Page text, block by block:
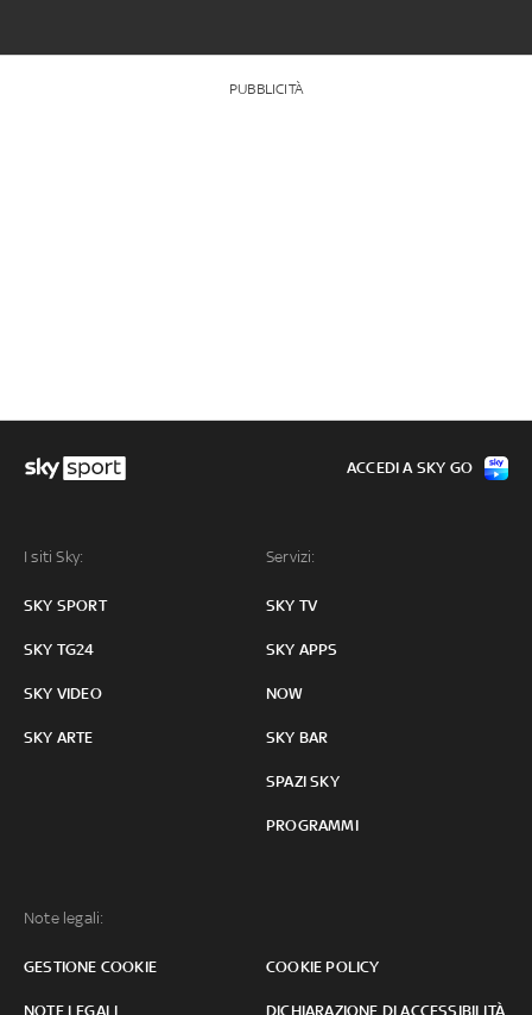
PUBBLICITÀ
I siti Sky:
SKY SPORT
SKY TG24
SKY VIDEO
SKY ARTE
Servizi:
SKY TV
SKY APPS
NOW
SKY BAR
SPAZI SKY
PROGRAMMI
Note legali:
GESTIONE COOKIE COOKIE POLICY
NOTE LEGALI DICHIARAZIONE DI ACCESSIBILITÀ
ACCEDI A SKY GO